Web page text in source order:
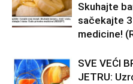
Skuhajte
sačekajte
medicine!
SVE VEĆI
JETRU: